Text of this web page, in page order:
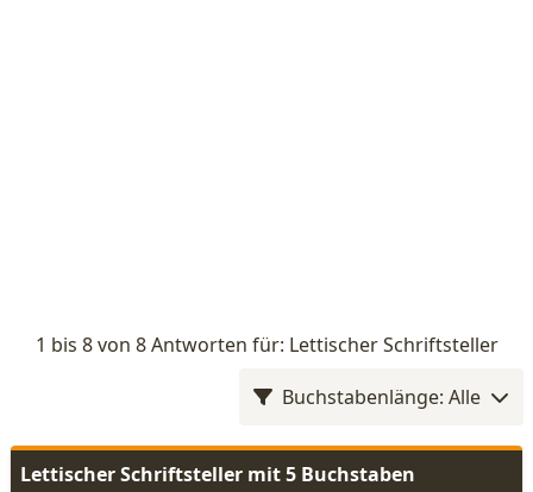
1 bis 8 von 8 Antworten für: Lettischer Schriftsteller
Buchstabenlänge: Alle
Lettischer Schriftsteller mit 5 Buchstaben